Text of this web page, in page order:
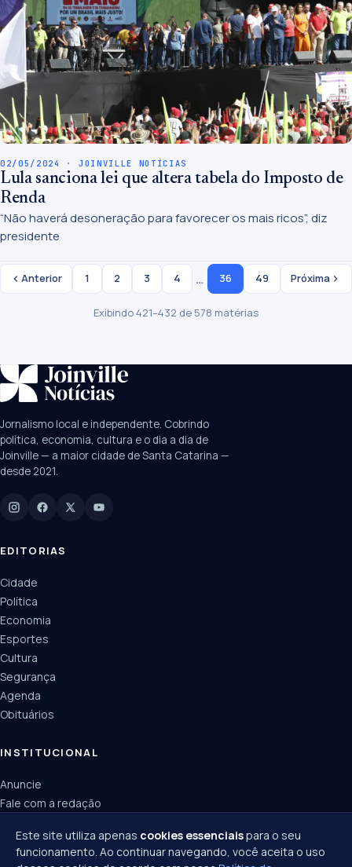
02/05/2024 · JOINVILLE NOTÍCIAS
Lula sanciona lei que altera tabela do Imposto de
Renda
“Não haverá desoneração para favorecer os mais ricos”, diz
presidente
Anterior 1 2 3 4 … 36 49 Próxima
Exibindo 421–432 de 578 matérias
SUGESTÕES: JEC
Câmara
UPA Sul
Manchetes, colunistas e editorias do JN
Jornalismo local e independente. Cobrindo
política, economia, cultura e o dia a dia de
Joinville — a maior cidade de Santa Catarina —
desde 2021.
EDITORIAS
Cidade
Política
Economia
Esportes
Cultura
Segurança
Agenda
Obituários
INSTITUCIONAL
Anuncie
Fale com a redação
Este site utiliza apenas cookies essenciaispara o seu
funcionamento. Ao continuar navegando, você aceita o uso